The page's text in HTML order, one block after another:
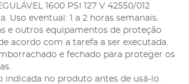
1600 PSI 127 V 42550/012
Uso eventual: 1 a 2 horas semanais.
e outros equipamentos de proteção
acordo com a tarefa a ser executada.
e fechado para proteger os
indicada no produto antes de usá-lo.